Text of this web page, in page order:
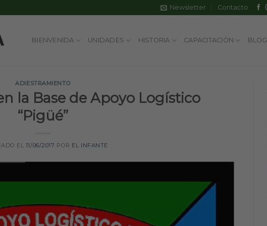
Newsletter Contacto
BIENVENIDA UNIDADES HISTORIA CAPACITACIÓN BLOG
ADIESTRAMIENTO
la Base de Apoyo Logístico
“Pigüé”
EL 11/06/2017 POR EL INFANTE